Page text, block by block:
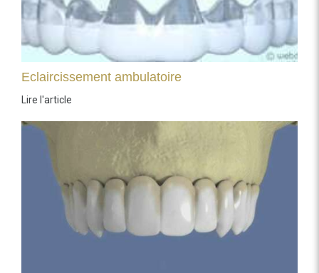
Eclaircissement ambulatoire
Lire l'article